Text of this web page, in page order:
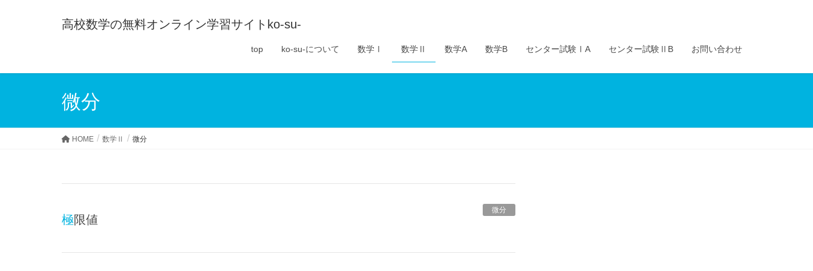
高校数学の無料オンライン学習サイトko-su-
top ko-su-について 数学Ⅰ 数学Ⅱ 数学A 数学B センター試験ⅠA センター試験ⅡB お問い合わせ
微分
HOME 数学Ⅱ 微分
微分
極限値